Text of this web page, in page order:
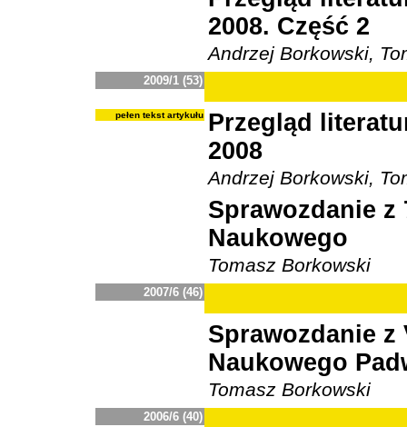
2008. Część 2
Andrzej Borkowski,
2009/1 (53)
pełen tekst artykułu Przegląd
2008
Andrzej Borkowski,
Sprawozdanie
Naukowego
Tomasz Borkowski
2007/6 (46)
Sprawozdanie
Naukowego
Tomasz Borkowski
2006/6 (40)